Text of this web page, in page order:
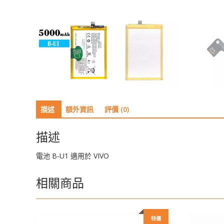
描述 額外資訊 評價 (0)
描述
電池 B-U1 適用於 VIVO
相關商品
特價